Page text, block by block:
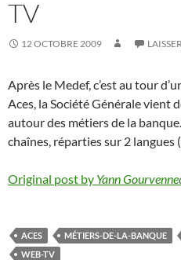
TV
12 OCTOBRE 2009
Après le Medef, c’est au tour
Aces, la Société Générale vient
autour des métiers de la
chaînes, réparties sur 2 langues
Original post by Yann
ACES MÉTIERS-DE-LA-BANQUE
WEB-TV